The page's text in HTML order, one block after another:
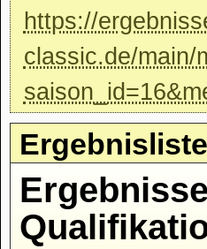
https://
classic.de/main/